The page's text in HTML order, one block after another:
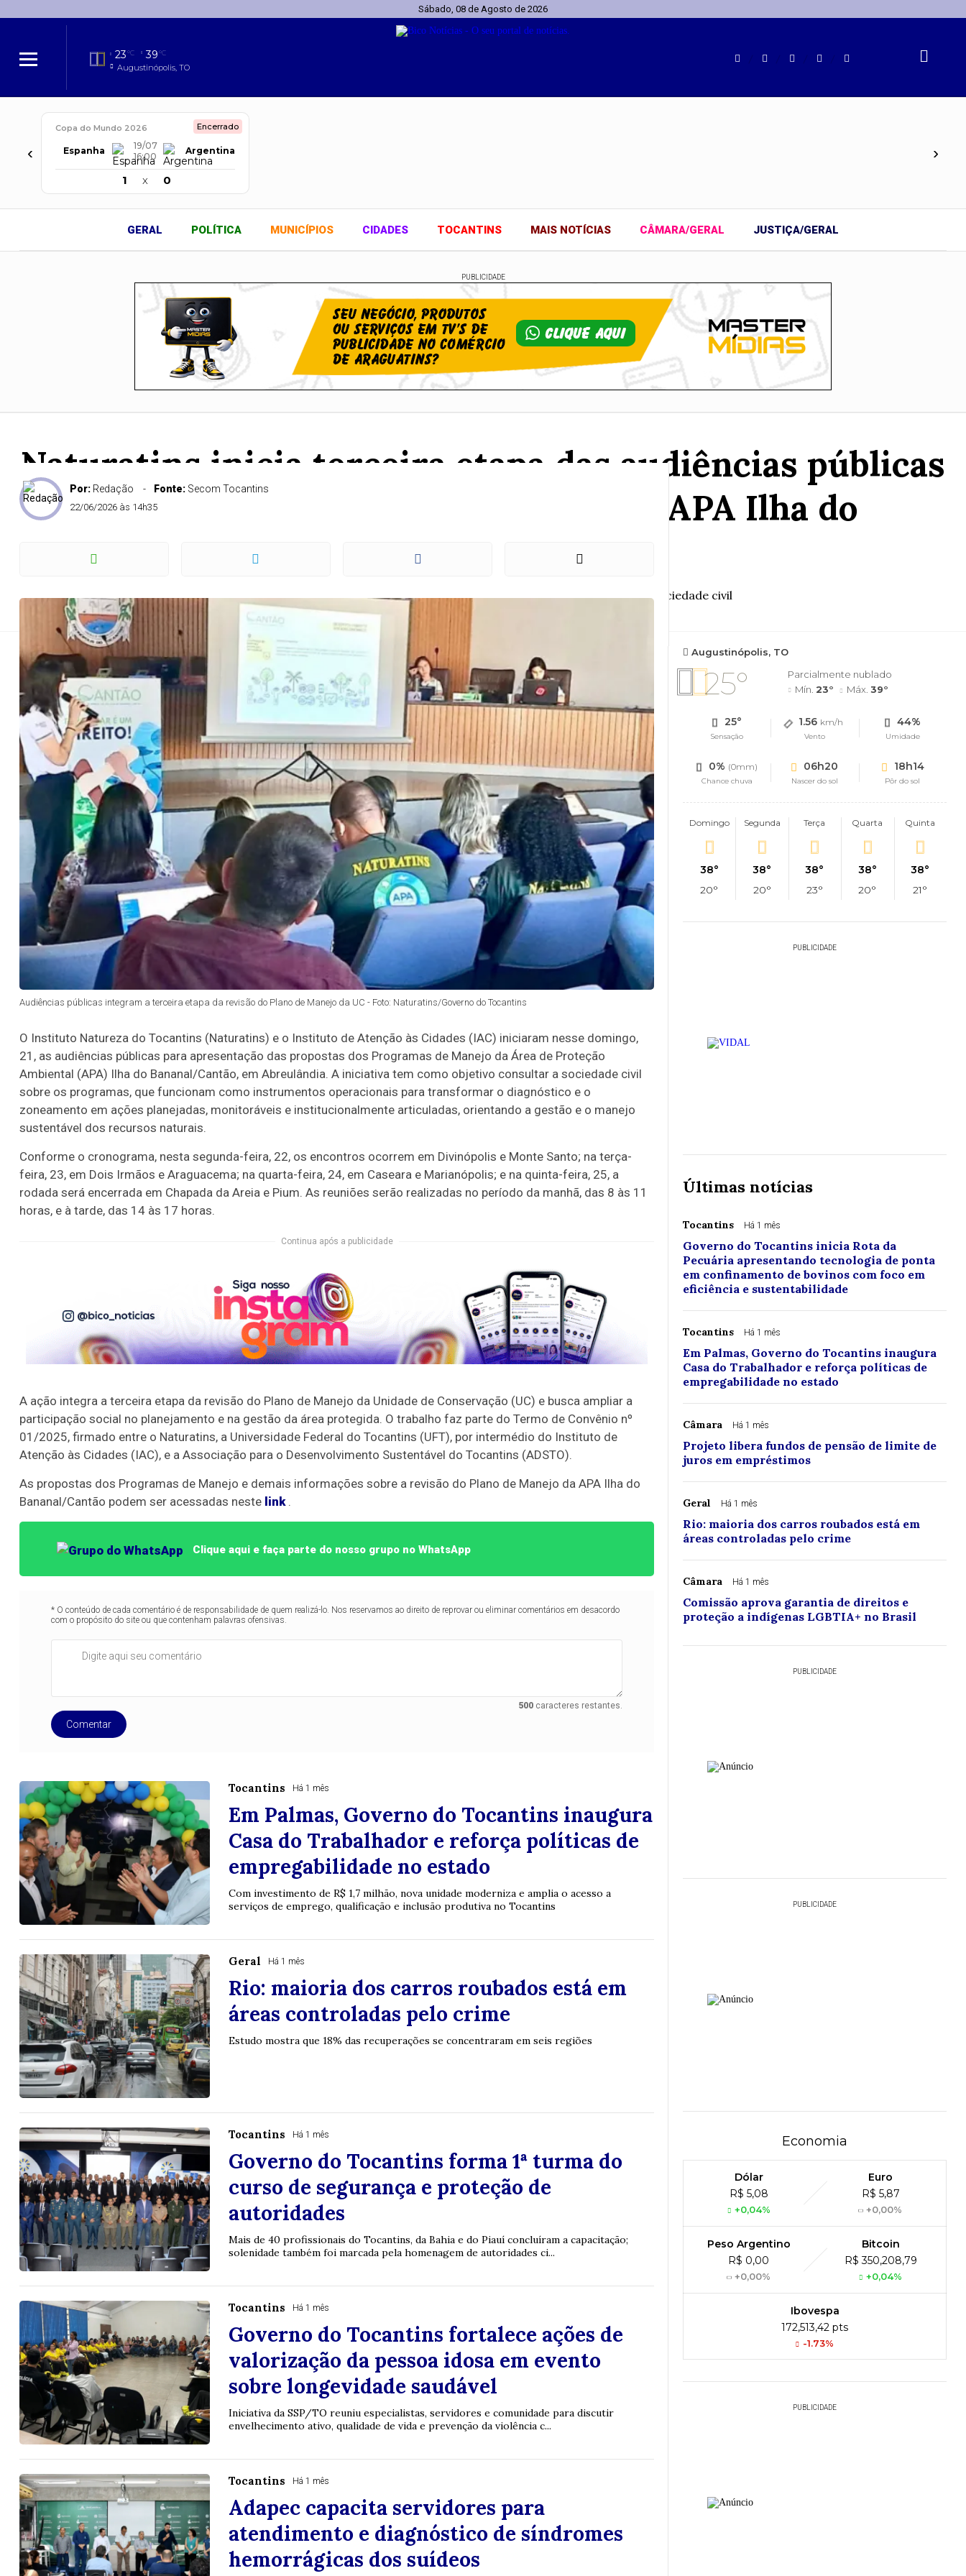
Sábado, 08 de Agosto de 2026
23°C 39°C
Augustinópolis, TO
‹
Copa do Mundo 2026 Encerrado
Espanha
19/07
16:00
Argentina
1 x 0
›
GERAL POLÍTICA MUNICÍPIOS CIDADES TOCANTINS MAIS NOTÍCIAS CÂMARA/GERAL JUSTIÇA/GERAL
PUBLICIDADE
Naturatins inicia terceira etapa das audiências públicas
da revisão do Plano de Manejo da APA Ilha do
Bananal/Cantão
Propostas dos Programas de Manejo serão apresentadas para consulta da sociedade civil
Por: Redação Fonte: Secom Tocantins
22/06/2026 às 14h35
Audiências públicas integram a terceira etapa da revisão do Plano de Manejo da UC - Foto: Naturatins/Governo do Tocantins
O Instituto Natureza do Tocantins (Naturatins) e o Instituto de Atenção às Cidades (IAC) iniciaram nesse domingo,
21, as audiências públicas para apresentação das propostas dos Programas de Manejo da Área de Proteção
Ambiental (APA) Ilha do Bananal/Cantão, em Abreulândia. A iniciativa tem como objetivo consultar a sociedade civil
sobre os programas, que funcionam como instrumentos operacionais para transformar o diagnóstico e o
zoneamento em ações planejadas, monitoráveis e institucionalmente articuladas, orientando a gestão e o manejo
sustentável dos recursos naturais.
Conforme o cronograma, nesta segunda-feira, 22, os encontros ocorrem em Divinópolis e Monte Santo; na terça-
feira, 23, em Dois Irmãos e Araguacema; na quarta-feira, 24, em Caseara e Marianópolis; e na quinta-feira, 25, a
rodada será encerrada em Chapada da Areia e Pium. As reuniões serão realizadas no período da manhã, das 8 às 11
horas, e à tarde, das 14 às 17 horas.
Continua após a publicidade
A ação integra a terceira etapa da revisão do Plano de Manejo da Unidade de Conservação (UC) e busca ampliar a
participação social no planejamento e na gestão da área protegida. O trabalho faz parte do Termo de Convênio nº
01/2025, firmado entre o Naturatins, a Universidade Federal do Tocantins (UFT), por intermédio do Instituto de
Atenção às Cidades (IAC), e a Associação para o Desenvolvimento Sustentável do Tocantins (ADSTO).
As propostas dos Programas de Manejo e demais informações sobre a revisão do Plano de Manejo da APA Ilha do
Bananal/Cantão podem ser acessadas neste link.
Clique aqui e faça parte do nosso grupo no WhatsApp
* O conteúdo de cada comentário é de responsabilidade de quem realizá-lo. Nos reservamos ao direito de reprovar ou eliminar comentários em desacordo
com o propósito do site ou que contenham palavras ofensivas.
500caracteres restantes.
Comentar
Tocantins Há 1 mês
Em Palmas, Governo do Tocantins inaugura
Casa do Trabalhador e reforça políticas de
empregabilidade no estado
Com investimento de R$ 1,7 milhão, nova unidade moderniza e amplia o acesso a
serviços de emprego, qualificação e inclusão produtiva no Tocantins
Geral Há 1 mês
Rio: maioria dos carros roubados está em
áreas controladas pelo crime
Estudo mostra que 18% das recuperações se concentraram em seis regiões
Tocantins Há 1 mês
Governo do Tocantins forma 1ª turma do
curso de segurança e proteção de
autoridades
Mais de 40 profissionais do Tocantins, da Bahia e do Piauí concluíram a capacitação;
solenidade também foi marcada pela homenagem de autoridades ci...
Tocantins Há 1 mês
Governo do Tocantins fortalece ações de
valorização da pessoa idosa em evento
sobre longevidade saudável
Iniciativa da SSP/TO reuniu especialistas, servidores e comunidade para discutir
envelhecimento ativo, qualidade de vida e prevenção da violência c...
Tocantins Há 1 mês
Adapec capacita servidores para
atendimento e diagnóstico de síndromes
hemorrágicas dos suídeos
Augustinópolis, TO
25°
Parcialmente nublado
Mín. 23° Máx. 39°
25°
Sensação
1.56 km/h
Vento
44%
Umidade
0% (0mm)
Chance chuva
06h20
Nascer do sol
18h14
Pôr do sol
Domingo
38°
20°
Segunda
38°
20°
Terça
38°
23°
Quarta
38°
20°
Quinta
38°
21°
PUBLICIDADE
Últimas notícias
Tocantins Há 1 mês
Governo do Tocantins inicia Rota da
Pecuária apresentando tecnologia de ponta
em confinamento de bovinos com foco em
eficiência e sustentabilidade
Tocantins Há 1 mês
Em Palmas, Governo do Tocantins inaugura
Casa do Trabalhador e reforça políticas de
empregabilidade no estado
Câmara Há 1 mês
Projeto libera fundos de pensão de limite de
juros em empréstimos
Geral Há 1 mês
Rio: maioria dos carros roubados está em
áreas controladas pelo crime
Câmara Há 1 mês
Comissão aprova garantia de direitos e
proteção a indígenas LGBTIA+ no Brasil
PUBLICIDADE
PUBLICIDADE
Economia
Dólar
R$ 5,08
+0,04%
Euro
R$ 5,87
+0,00%
Peso Argentino
R$ 0,00
+0,00%
Bitcoin
R$ 350,208,79
+0,04%
Ibovespa
172,513,42 pts
-1.73%
PUBLICIDADE